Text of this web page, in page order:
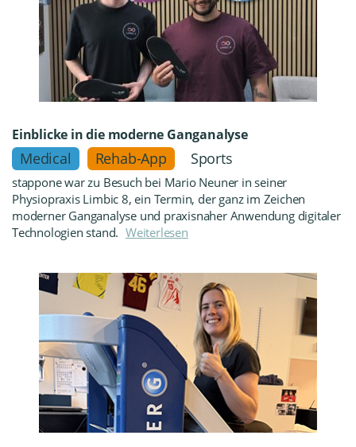
Einblicke in die moderne Ganganalyse
Medical Rehab-App Sports
stappone war zu Besuch bei Mario Neuner in seiner
Physiopraxis Limbic 8, ein Termin, der ganz im Zeichen
moderner Ganganalyse und praxisnaher Anwendung digitaler
Technologien stand. Weiterlesen